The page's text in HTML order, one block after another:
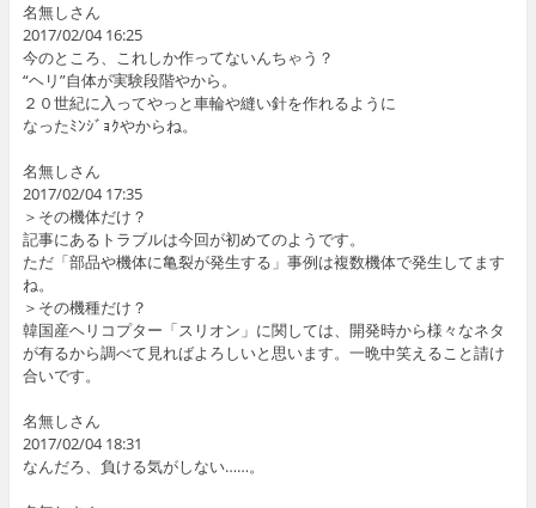
名無しさん
2017/02/04 16:25
今のところ、これしか作ってないんちゃう？
“ヘリ”自体が実験段階やから。
２０世紀に入ってやっと車輪や縫い針を作れるように
なったﾐﾝｼﾞｮｸやからね。
名無しさん
2017/02/04 17:35
＞その機体だけ？
記事にあるトラブルは今回が初めてのようです。
ただ「部品や機体に亀裂が発生する」事例は複数機体で発生してます
ね。
＞その機種だけ？
韓国産ヘリコプター「スリオン」に関しては、開発時から様々なネタ
が有るから調べて見ればよろしいと思います。一晩中笑えること請け
合いです。
名無しさん
2017/02/04 18:31
なんだろ、負ける気がしない……。